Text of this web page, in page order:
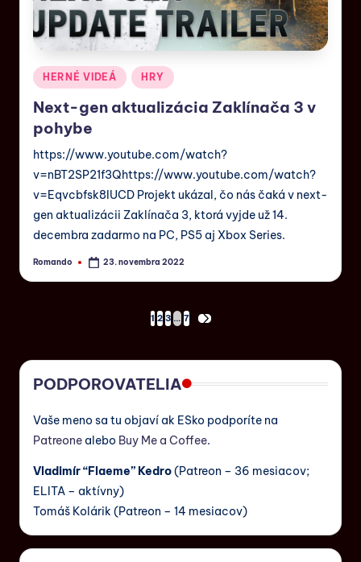
HERNÉ VIDEÁ HRY
Next-gen aktualizácia Zaklínača 3 v
pohybe
https://www.youtube.com/watch?
v=nBT2SP21f3Qhttps://www.youtube.com/watch?
v=Eqvcbfsk8IUCD Projekt ukázal, čo nás čaká v next-
gen aktualizácii Zaklínača 3, ktorá vyjde už 14.
decembra zadarmo na PC, PS5 aj Xbox Series.
Romando 23. novembra 2022
1 2 3 … 7
PODPOROVATELIA
Vaše meno sa tu objaví ak ESko podporíte na
Patreone alebo Buy Me a Coffee.
Vladimír “Flaeme” Kedro(Patreon – 36 mesiacov;
ELITA – aktívny)
Tomáš Kolárik (Patreon – 14 mesiacov)